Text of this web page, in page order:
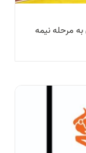
مرحله نیمه